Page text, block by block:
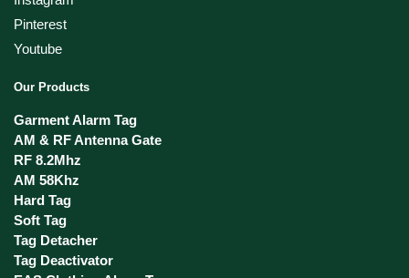
Pinterest
Youtube
Our Products
Garment Alarm Tag
AM & RF Antenna Gate
RF 8.2Mhz
AM 58Khz
Hard Tag
Soft Tag
Tag Detacher
Tag Deactivator